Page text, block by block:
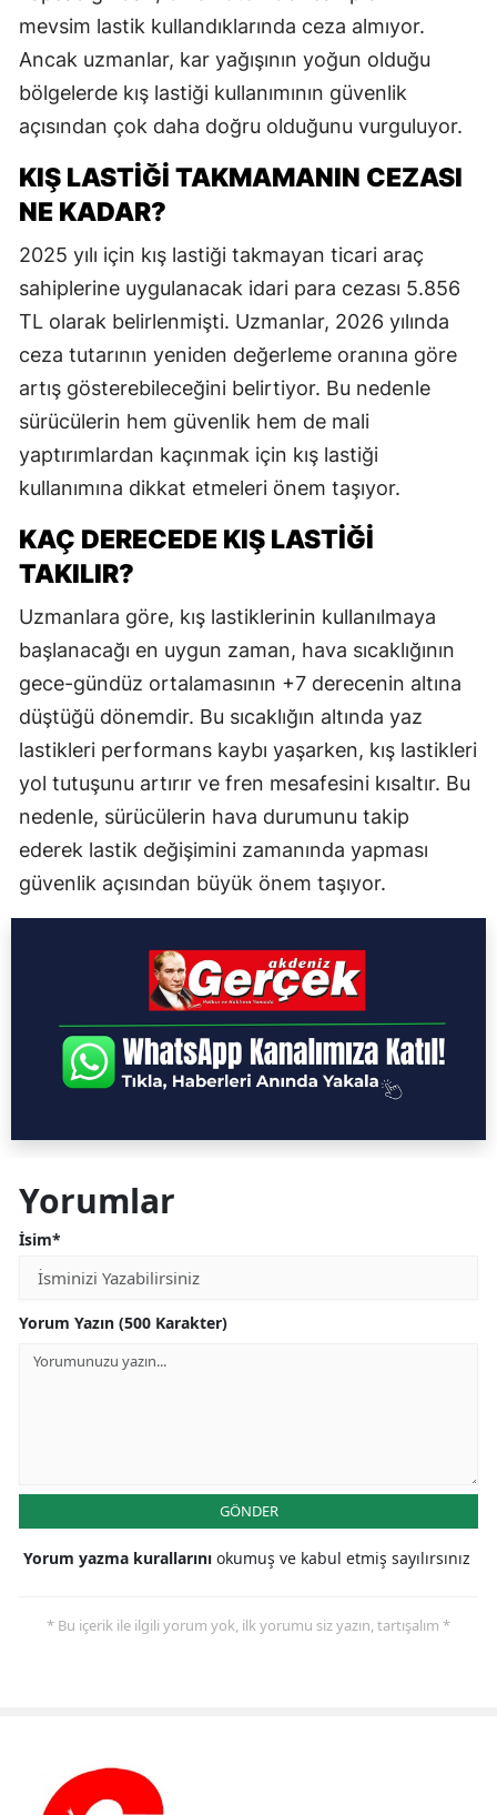
mevsim lastik kullandıklarında ceza almıyor.
Ancak uzmanlar, kar yağışının yoğun olduğu
bölgelerde kış lastiği kullanımının güvenlik
açısından çok daha doğru olduğunu vurguluyor.
KIŞ LASTİĞİ TAKMAMANIN CEZASI
NE KADAR?
2025 yılı için kış lastiği takmayan ticari araç
sahiplerine uygulanacak idari para cezası 5.856
TL olarak belirlenmişti. Uzmanlar, 2026 yılında
ceza tutarının yeniden değerleme oranına göre
artış gösterebileceğini belirtiyor. Bu nedenle
sürücülerin hem güvenlik hem de mali
yaptırımlardan kaçınmak için kış lastiği
kullanımına dikkat etmeleri önem taşıyor.
KAÇ DERECEDE KIŞ LASTİĞİ
TAKILIR?
Uzmanlara göre, kış lastiklerinin kullanılmaya
başlanacağı en uygun zaman, hava sıcaklığının
gece-gündüz ortalamasının +7 derecenin altına
düştüğü dönemdir. Bu sıcaklığın altında yaz
lastikleri performans kaybı yaşarken, kış lastikleri
yol tutuşunu artırır ve fren mesafesini kısaltır. Bu
nedenle, sürücülerin hava durumunu takip
ederek lastik değişimini zamanında yapması
güvenlik açısından büyük önem taşıyor.
Yorumlar
İsim*
Yorum Yazın (500 Karakter)
GÖNDER
Yorum yazma kurallarını okumuş ve kabul etmiş sayılırsınız
* Bu içerik ile ilgili yorum yok, ilk yorumu siz yazın, tartışalım *